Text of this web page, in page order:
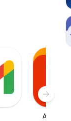
AliExpress